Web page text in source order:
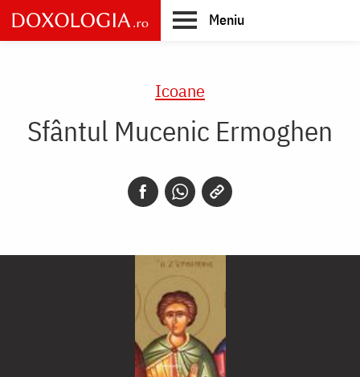
Skip
to
main
Meniu
Icoane
Sfântul Mucenic Ermoghen